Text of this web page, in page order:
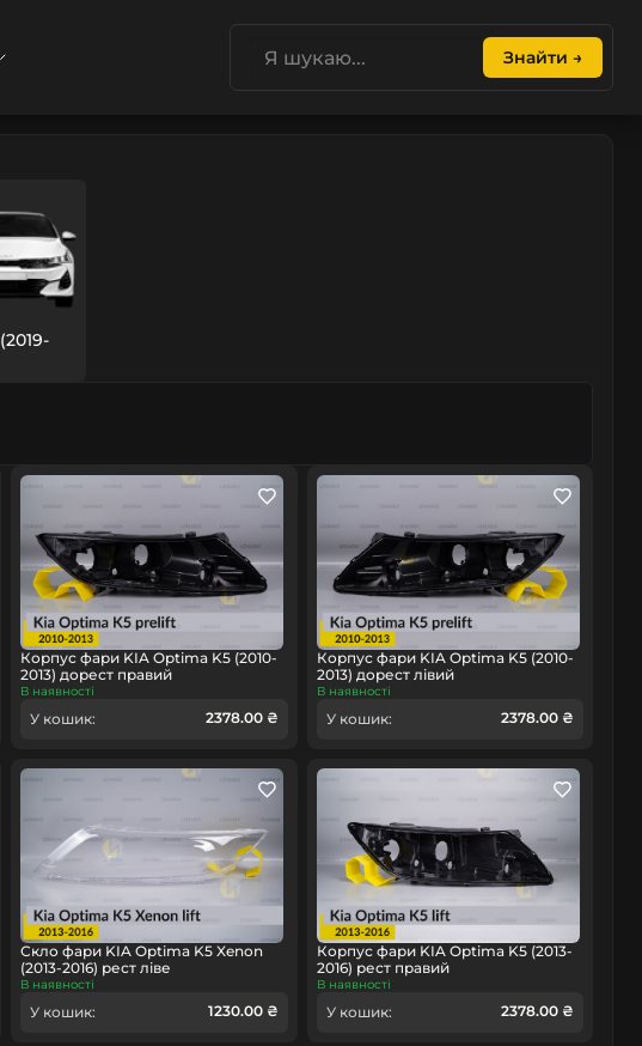
Знайти →
Корпус фари KIA Optima K5 (2010-
2013) дорест правий
В наявності
У кошик: 2378.00 ₴
Корпус фари KIA Optima K5 (2010-
2013) дорест лівий
В наявності
У кошик: 2378.00 ₴
Скло фари KIA Optima K5 Xenon
(2013-2016) рест ліве
В наявності
У кошик: 1230.00 ₴
Корпус фари KIA Optima K5 (2013-
2016) рест правий
В наявності
У кошик: 2378.00 ₴